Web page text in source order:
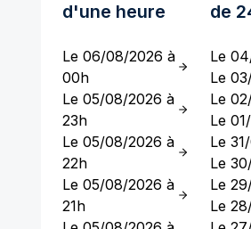
d'une heure
Le 06/08/2026 à
00h
Le 05/08/2026 à
23h
Le 05/08/2026 à
22h
Le 05/08/2026 à
21h
de
Le
Le
Le
Le
Le
Le
Le
Le